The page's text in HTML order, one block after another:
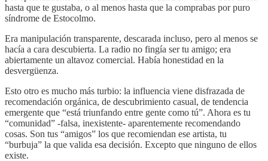
hasta que te gustaba, o al menos hasta que la comprabas por puro
síndrome de Estocolmo.
Era manipulación transparente, descarada incluso, pero al menos se
hacía a cara descubierta. La radio no fingía ser tu amigo; era
abiertamente un altavoz comercial. Había honestidad en la
desvergüenza.
Esto otro es mucho más turbio: la influencia viene disfrazada de
recomendación orgánica, de descubrimiento casual, de tendencia
emergente que “está triunfando entre gente como tú”. Ahora es tu
“comunidad” -falsa, inexistente- aparentemente recomendando
cosas. Son tus “amigos” los que recomiendan ese artista, tu
“burbuja” la que valida esa decisión. Excepto que ninguno de ellos
existe.